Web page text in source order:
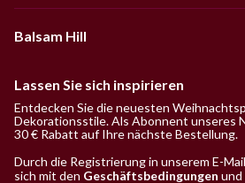
Balsam Hill
Lassen Sie sich inspirieren
Entdecken Sie die neuesten
Dekorationsstile. Als Abonnent unseres
30 € Rabatt auf Ihre nächste Bestellung.
Durch die Registrierung in unserem E-
sich mit den Geschäftsbedingungen und